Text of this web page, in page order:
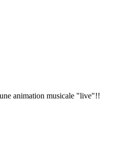
animation musicale "live"!!